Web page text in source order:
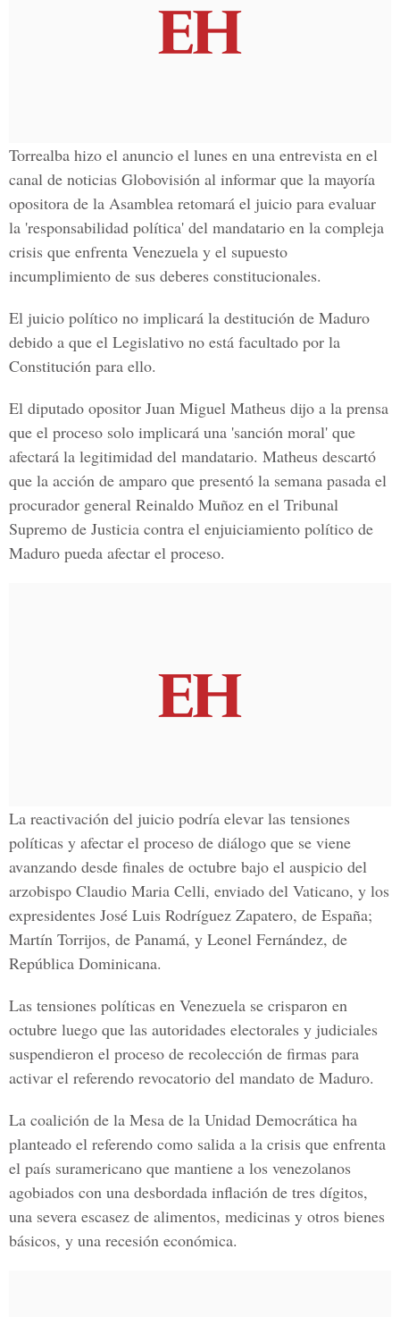
Torrealba hizo el anuncio el lunes en una entrevista en el
canal de noticias Globovisión al informar que la mayoría
opositora de la Asamblea retomará el juicio para evaluar
la 'responsabilidad política' del mandatario en la compleja
crisis que enfrenta Venezuela y el supuesto
incumplimiento de sus deberes constitucionales.
El juicio político no implicará la destitución de Maduro
debido a que el Legislativo no está facultado por la
Constitución para ello.
El diputado opositor Juan Miguel Matheus dijo a la prensa
que el proceso solo implicará una 'sanción moral' que
afectará la legitimidad del mandatario. Matheus descartó
que la acción de amparo que presentó la semana pasada el
procurador general Reinaldo Muñoz en el Tribunal
Supremo de Justicia contra el enjuiciamiento político de
Maduro pueda afectar el proceso.
La reactivación del juicio podría elevar las tensiones
políticas y afectar el proceso de diálogo que se viene
avanzando desde finales de octubre bajo el auspicio del
arzobispo Claudio Maria Celli, enviado del Vaticano, y los
expresidentes José Luis Rodríguez Zapatero, de España;
Martín Torrijos, de Panamá, y Leonel Fernández, de
República Dominicana.
Las tensiones políticas en Venezuela se crisparon en
octubre luego que las autoridades electorales y judiciales
suspendieron el proceso de recolección de firmas para
activar el referendo revocatorio del mandato de Maduro.
La coalición de la Mesa de la Unidad Democrática ha
planteado el referendo como salida a la crisis que enfrenta
el país suramericano que mantiene a los venezolanos
agobiados con una desbordada inflación de tres dígitos,
una severa escasez de alimentos, medicinas y otros bienes
básicos, y una recesión económica.